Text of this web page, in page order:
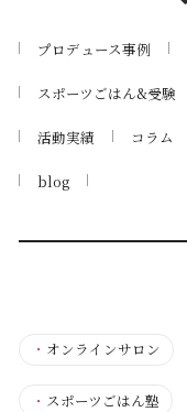
プロデュース事例
スポーツごはん&受験
活動実績 コラム
blog
・ オンラインサロン
・ スポーツごはん塾